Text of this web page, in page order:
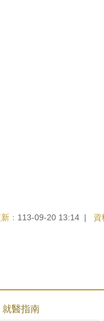
： 113-09-20 13:14 資
就醫指南